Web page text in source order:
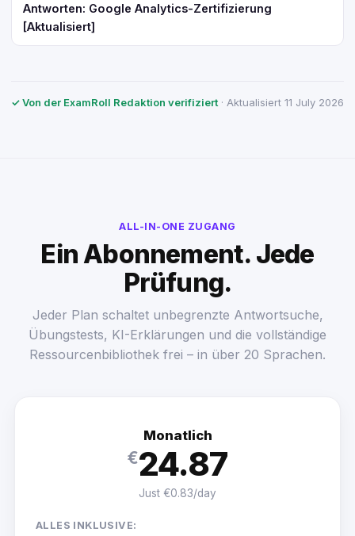
Antworten: Google Analytics-Zertifizierung
[Aktualisiert]
✓ Von der ExamRoll Redaktion verifiziert · Aktualisiert 11 July 2026
ALL-IN-ONE ZUGANG
Ein Abonnement. Jede
Prüfung.
Jeder Plan schaltet unbegrenzte Antwortsuche,
Übungstests, KI-Erklärungen und die vollständige
Ressourcenbibliothek frei – in über 20 Sprachen.
Monatlich
€24.87
Just €0.83/day
ALLES INKLUSIVE: